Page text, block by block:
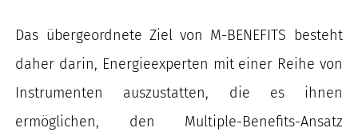
Das übergeordnete Ziel von M-BENEFITS besteht
daher darin, Energieexperten mit einer Reihe von
Instrumenten auszustatten, die es ihnen
ermöglichen, den Multiple-Benefits-Ansatz